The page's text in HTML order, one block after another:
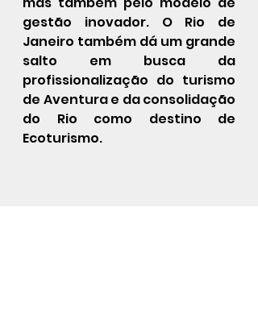
gestão inovador. O Rio de
Janeiro também dá um grande
salto em busca da
profissionalização do turismo
de Aventura e da consolidação
do Rio como destino de
Ecoturismo.